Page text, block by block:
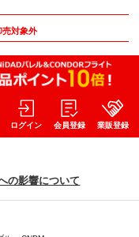
対象外
ログイン 会員登録 業販登録
の影響について